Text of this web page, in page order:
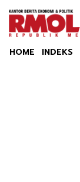
HOME INDEKS